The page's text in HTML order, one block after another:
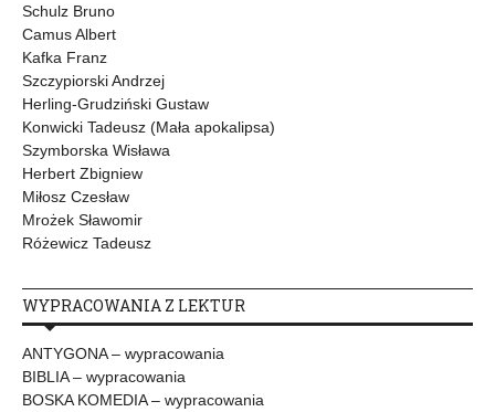
Schulz Bruno
Camus Albert
Kafka Franz
Szczypiorski Andrzej
Herling-Grudziński Gustaw
Konwicki Tadeusz (Mała apokalipsa)
Szymborska Wisława
Herbert Zbigniew
Miłosz Czesław
Mrożek Sławomir
Różewicz Tadeusz
WYPRACOWANIA Z LEKTUR
ANTYGONA – wypracowania
BIBLIA – wypracowania
BOSKA KOMEDIA – wypracowania